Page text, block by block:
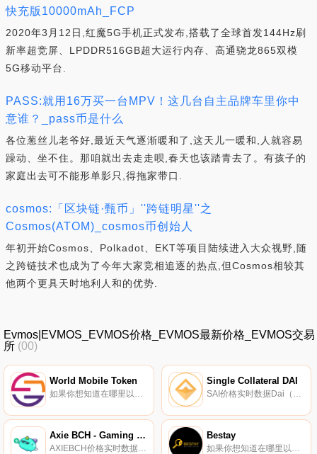
快充版10000mAh_FCP
2020年3月12日,红魔5G手机正式发布,搭载了全球首发144Hz刷
新率超竞屏、LPDDR516GB超大运行内存、高通骁龙865双模
5G移动平台.
PASS:就用16万买一台MPV！这几台自主品牌车里你中
意谁？_pass币是什么
各位葱丝儿老爷好,最近天气逐渐暖和了,这天儿一暖和,人就容易
躁动、坐不住。那咱就出去走走呗,春天也该踏青去了。有孩子的
家庭出去可不能形单影只,得拖家带口.
cosmos:「区块链·甄币」''跨链明星''之
Cosmos(ATOM)_cosmos币创始人
年初开始Cosmos、Polkadot、EKT等项目陆续进入大众视野,随
之跨链技术也成为了今年大家竞相追逐的热点,但Cosmos相较其
他两个更具天时地利人和的优势.
Evmos|EVMOS_EVMOS价格_EVMOS最新价格_EVMOS交易
所 (00)
World Mobile Token
如果你想知道在哪里以当前价格购买World MoWMTle Token,目前交易{World MoWMTle Token]股票的顶级加密货币交易所是Bitrue、KuCoin、BitMart、HuoWMT和MEXC。您可以在我们的加密货币交易所页面上找到其他列表。想象一下没有互联网的生活.
Single Collateral DAI
SAI价格实时数据Dai（Dai）是一种建立在以太坊区块链上的与美元挂钩的稳定币,没有中央集权。它的1美元等价物是通过智能合约中内置的自动定价机制来维持的。当戴的价值超过1美元时,智能合约定价机制会降低价格。相反,当戴的价值低于1美元时,智能合约定价机制会提高价格.
Axie BCH - Gaming Guild
AXIEBCH价格实时数据, AxieBCH是第一个也是唯一一个完全基于比特币现金的Play-2-Earn游戏公会,作为公会成员支付加密货币,SmartBCH代币$AXIEBCH作为投资和奖励工具。游戏公会在玩2赚游戏行业中发挥着重要作用。他们允许新玩家开始探索游戏,而无需支付高昂的前期费用.
Bestay